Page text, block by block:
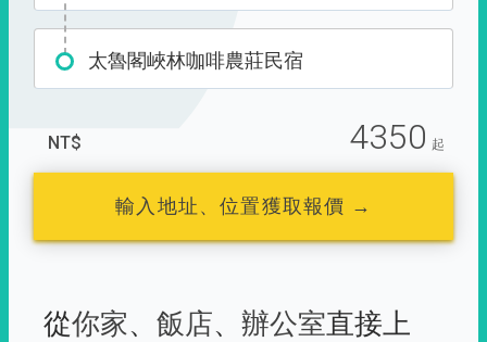
太魯閣峽林咖啡農莊民宿
NT$ 4350 起
輸入地址、位置獲取報價 →
從你家、 飯店、 辦公室直接上